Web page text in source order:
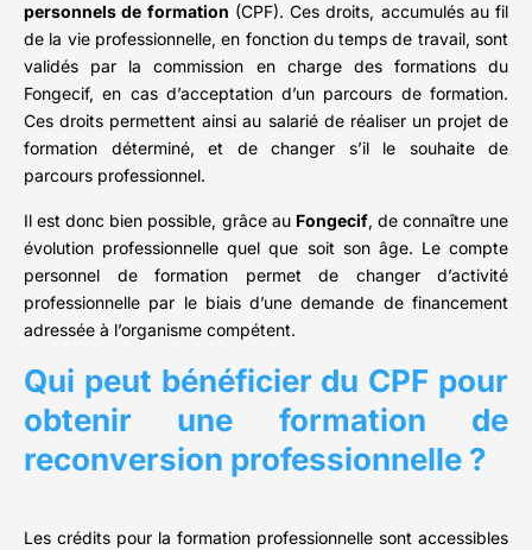
personnels de formation (CPF). Ces droits, accumulés au fil
de la vie professionnelle, en fonction du temps de travail, sont
validés par la commission en charge des formations du
Fongecif, en cas d’acceptation d’un parcours de formation.
Ces droits permettent ainsi au salarié de réaliser un projet de
formation déterminé, et de changer s’il le souhaite de
parcours professionnel.
Il est donc bien possible, grâce au Fongecif, de connaître une
évolution professionnelle quel que soit son âge. Le compte
personnel de formation permet de changer d’activité
professionnelle par le biais d’une demande de financement
adressée à l’organisme compétent.
Qui peut bénéficier du CPF pour
obtenir une formation de
reconversion professionnelle ?
Les crédits pour la formation professionnelle sont accessibles